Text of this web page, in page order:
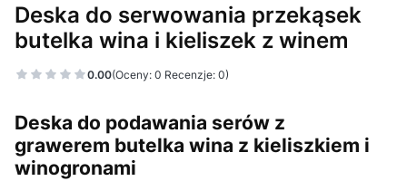
Deska do serwowania przekąsek
butelka wina i kieliszek z winem
0.00(Oceny: 0 Recenzje: 0)
Przejdź do sekcji Opinie
Deska do podawania serów z
grawerem butelka wina z kieliszkiem i
winogronami